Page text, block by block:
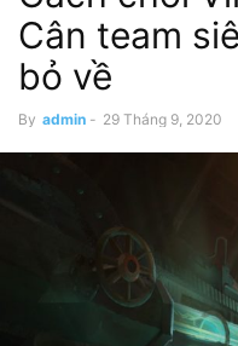
Cân team
bỏ về
By admin - 29 Tháng 9, 2020